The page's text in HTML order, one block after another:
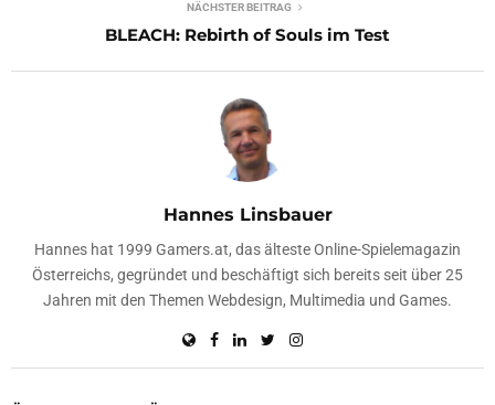
NÄCHSTER BEITRAG
BLEACH: Rebirth of Souls im Test
Hannes Linsbauer
Hannes hat 1999 Gamers.at, das älteste Online-Spielemagazin
Österreichs, gegründet und beschäftigt sich bereits seit über 25
Jahren mit den Themen Webdesign, Multimedia und Games.